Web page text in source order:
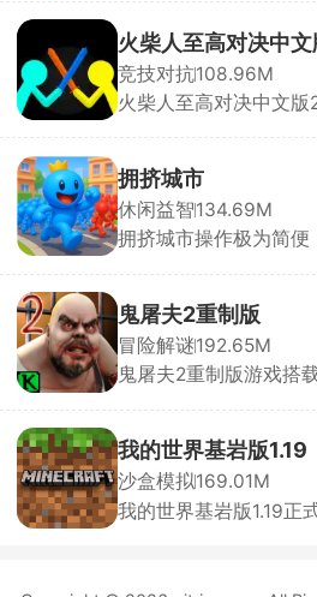
搭配五名妮姬技能组合
器来瞄准怪物身上的高
击，与侵略者展开激烈
火柴人至高对决中文
竞技对抗108.96M
火柴人至高对决中文
人为主题打造的战斗冒
火柴人进入到不同的玩
各种热血的竞技PK，充
巧，获得胜利即可解锁
拥挤城市
休闲益智134.69M
拥挤城市操作极为简便
意穿梭。游戏规则通俗
人群体数量超过其他玩
方的小人纳入麾下，让
壮大；反之，若己方人
第一名的桂冠。别看游
白，实则暗藏诸多技巧
击、何时暂避锋芒，都
划。每一次决策都可能
鬼屠夫2重制版
冒险解谜192.65M
鬼屠夫2重制版游戏搭
主角木守，肩负一项危
务，必须在昏暗压抑的
持警惕，小心翼翼地躲
追捕与致命袭击，同时
我的世界基岩版1.19
沙盒模拟169.01M
我的世界基岩版1.19正